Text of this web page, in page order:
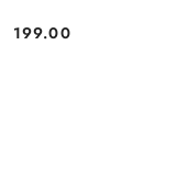
Cena:
199.00